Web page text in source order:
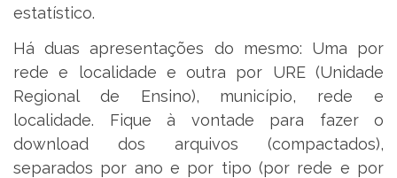
estatístico.
Há duas apresentações do mesmo: Uma por
rede e localidade e outra por URE (Unidade
Regional de Ensino), município, rede e
localidade. Fique à vontade para fazer o
download dos arquivos (compactados),
separados por ano e por tipo (por rede e por